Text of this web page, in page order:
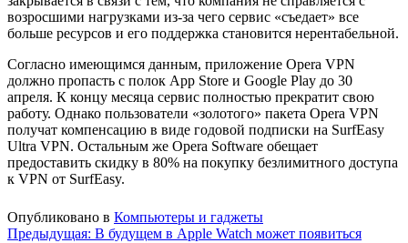
возросшими нагрузками из-за чего сервис «съедает» все
больше ресурсов и его поддержка становится нерентабельной.
Согласно имеющимся данным, приложение Opera VPN
должно пропасть с полок App Store и Google Play до 30
апреля. К концу месяца сервис полностью прекратит свою
работу. Однако пользователи «золотого» пакета Opera VPN
получат компенсацию в виде годовой подписки на SurfEasy
Ultra VPN. Остальным же Opera Software обещает
предоставить скидку в 80% на покупку безлимитного доступа
к VPN от SurfEasy.
Опубликовано в Компьютеры и гаджеты
Навигация
Предыдущая: В будущем в Apple Watch может появиться